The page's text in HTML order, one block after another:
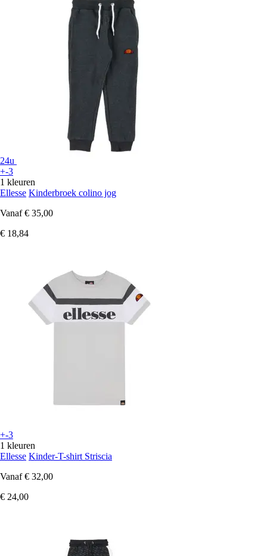
24u
+-3
1 kleuren
Ellesse Kinderbroek colino jog
Vanaf € 35,00
€ 18,84
+-3
1 kleuren
Ellesse Kinder-T-shirt Striscia
Vanaf € 32,00
€ 24,00